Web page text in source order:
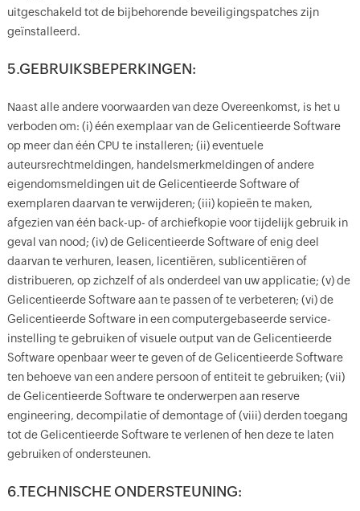
uitgeschakeld tot de bijbehorende beveiligingspatches zijn
geïnstalleerd.
5.GEBRUIKSBEPERKINGEN:
Naast alle andere voorwaarden van deze Overeenkomst, is het u
verboden om: (i) één exemplaar van de Gelicentieerde Software
op meer dan één CPU te installeren; (ii) eventuele
auteursrechtmeldingen, handelsmerkmeldingen of andere
eigendomsmeldingen uit de Gelicentieerde Software of
exemplaren daarvan te verwijderen; (iii) kopieën te maken,
afgezien van één back-up- of archiefkopie voor tijdelijk gebruik in
geval van nood; (iv) de Gelicentieerde Software of enig deel
daarvan te verhuren, leasen, licentiëren, sublicentiëren of
distribueren, op zichzelf of als onderdeel van uw applicatie; (v) de
Gelicentieerde Software aan te passen of te verbeteren; (vi) de
Gelicentieerde Software in een computergebaseerde service-
instelling te gebruiken of visuele output van de Gelicentieerde
Software openbaar weer te geven of de Gelicentieerde Software
ten behoeve van een andere persoon of entiteit te gebruiken; (vii)
de Gelicentieerde Software te onderwerpen aan reserve
engineering, decompilatie of demontage of (viii) derden toegang
tot de Gelicentieerde Software te verlenen of hen deze te laten
gebruiken of ondersteunen.
6.TECHNISCHE ONDERSTEUNING: